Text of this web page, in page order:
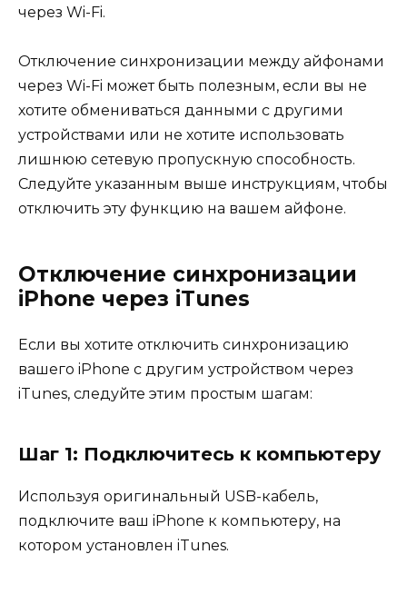
через Wi-Fi.
Отключение синхронизации между айфонами
через Wi-Fi может быть полезным, если вы не
хотите обмениваться данными с другими
устройствами или не хотите использовать
лишнюю сетевую пропускную способность.
Следуйте указанным выше инструкциям, чтобы
отключить эту функцию на вашем айфоне.
Отключение синхронизации
iPhone через iTunes
Если вы хотите отключить синхронизацию
вашего iPhone с другим устройством через
iTunes, следуйте этим простым шагам:
Шаг 1: Подключитесь к компьютеру
Используя оригинальный USB-кабель,
подключите ваш iPhone к компьютеру, на
котором установлен iTunes.